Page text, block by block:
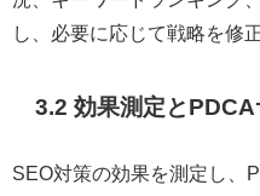
し、必要に応じて戦略を修
3.2 効果測定と
SEO対策の効果を測定し、